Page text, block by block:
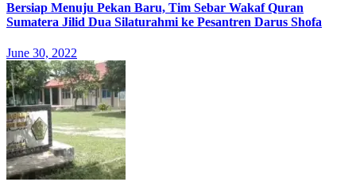
Bersiap Menuju Pekan Baru, Tim Sebar Wakaf Quran
Sumatera Jilid Dua Silaturahmi ke Pesantren Darus Shofa
June 30, 2022